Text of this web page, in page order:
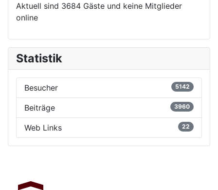
Aktuell sind 3684 Gäste und keine Mitglieder
online
Statistik
Besucher 5142
Beiträge 3960
Web Links 22